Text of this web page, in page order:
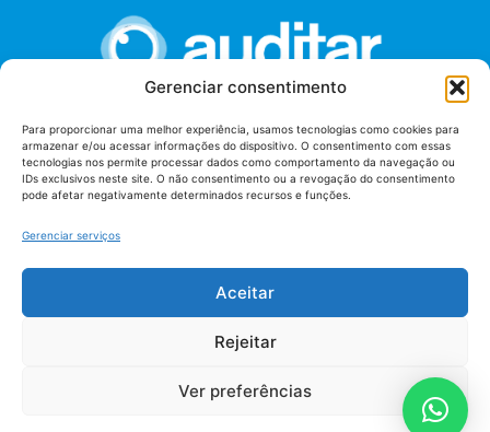
Gerenciar consentimento
Para proporcionar uma melhor experiência, usamos tecnologias como cookies para
armazenar e/ou acessar informações do dispositivo. O consentimento com essas
tecnologias nos permite processar dados como comportamento da navegação ou
IDs exclusivos neste site. O não consentimento ou a revogação do consentimento
pode afetar negativamente determinados recursos e funções.
Gerenciar serviços
Aceitar
Rejeitar
Ver preferências
União dos Auditores Federais de Controle Externo -
AUDITAR
Setor de Administração Federal Sul (SAF/Sul), Qd. 04, Lt. 01
Tribunal de Contas da União (TCU), Subsolo, Sala S04
Termos de uso